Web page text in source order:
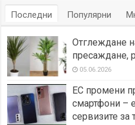
Последни Популярни
Отглеждане
пресаждане,
05.06.2026
ЕС промени
смартфони –
сервизите